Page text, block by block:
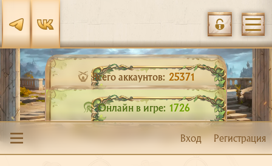
Всего аккаунтов: 25371
Онлайн в игре: 1726
Вход Регистрация